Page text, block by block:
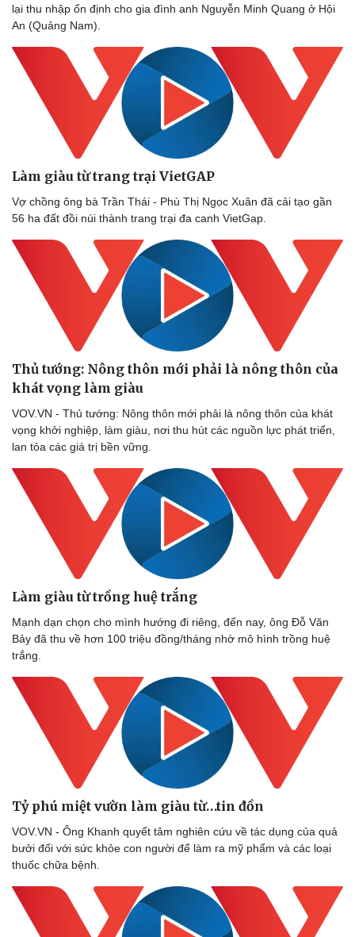
lại thu nhập ổn định cho gia đình anh Nguyễn Minh Quang ở Hội
An (Quảng Nam).
Làm giàu từ trang trại VietGAP
Vợ chồng ông bà Trần Thái - Phù Thị Ngọc Xuân đã cải tạo gần
56 ha đất đồi núi thành trang trại đa canh VietGap.
Thủ tướng: Nông thôn mới phải là nông thôn của
khát vọng làm giàu
VOV.VN - Thủ tướng: Nông thôn mới phải là nông thôn của khát
vọng khởi nghiệp, làm giàu, nơi thu hút các nguồn lực phát triển,
lan tỏa các giá trị bền vững.
Làm giàu từ trồng huệ trắng
Mạnh dạn chọn cho mình hướng đi riêng, đến nay, ông Đỗ Văn
Bảy đã thu về hơn 100 triệu đồng/tháng nhờ mô hình trồng huệ
trắng.
Tỷ phú miệt vườn làm giàu từ…tin đồn
VOV.VN - Ông Khanh quyết tâm nghiên cứu về tác dụng của quả
bưởi đối với sức khỏe con người để làm ra mỹ phẩm và các loại
thuốc chữa bệnh.